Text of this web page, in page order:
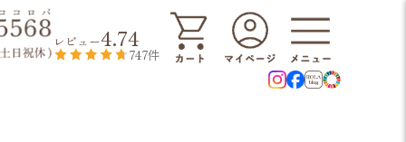
レビュー4.74
747件